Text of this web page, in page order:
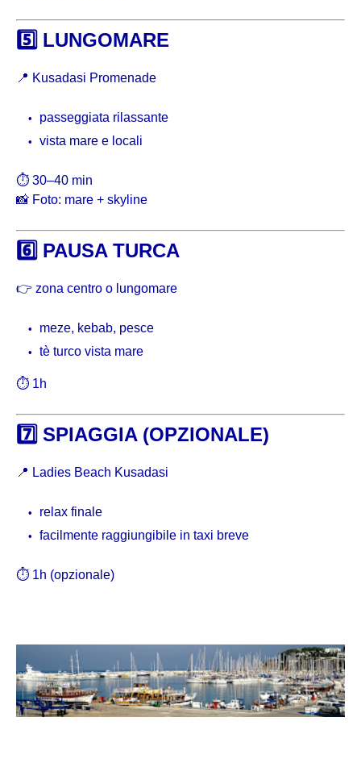
5️⃣ LUNGOMARE
📍 Kusadasi Promenade
passeggiata rilassante
vista mare e locali
⏱ 30–40 min
📸 Foto: mare + skyline
6️⃣ PAUSA TURCA
👉 zona centro o lungomare
meze, kebab, pesce
tè turco vista mare
⏱ 1h
7️⃣ SPIAGGIA (OPZIONALE)
📍 Ladies Beach Kusadasi
relax finale
facilmente raggiungibile in taxi breve
⏱ 1h (opzionale)